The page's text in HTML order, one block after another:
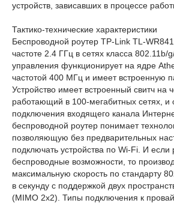
устройств, зависавших в процессе
Тактико-технические характеристики
Беспроводной роутер TP-Link TL-
частоте 2.4 ГГц в сетях класса 802.11b/
управления функционирует на ядре
частотой 400 МГц и имеет встроенную
Устройство имеет встроенный свитч на
работающий в 100-мегабитных сетях, и
подключения входящего канала
беспроводной роутер понимает
позволяющую без предварительных
подключать устройства по Wi-Fi. И если
беспроводные возможности, то
максимальную скорость по стандарту
в секунду с поддержкой двух
(MIMO 2x2). Типы подключения к